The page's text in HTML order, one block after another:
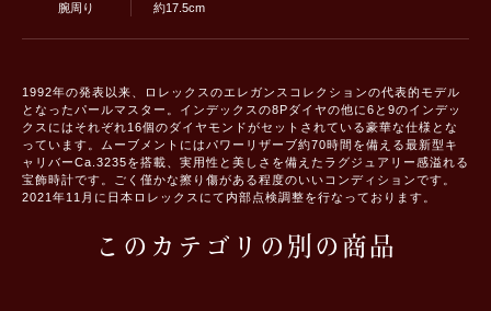
腕周り 約17.5cm
1992年の発表以来、ロレックスのエレガンスコレクションの代表的モデル
となったパールマスター。インデックスの8Pダイヤの他に6と9のインデッ
クスにはそれぞれ16個のダイヤモンドがセットされている豪華な仕様とな
っています。ムーブメントにはパワーリザーブ約70時間を備える最新型キ
ャリバーCa.3235を搭載、実用性と美しさを備えたラグジュアリー感溢れる
宝飾時計です。ごく僅かな擦り傷がある程度のいいコンディションです。
2021年11月に日本ロレックスにて内部点検調整を行なっております。
このカテゴリの別の商品